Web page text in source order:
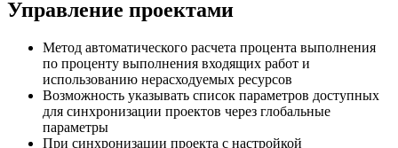
Управление проектами
Метод автоматического расчета процента выполнения
по проценту выполнения входящих работ и
использованию нерасходуемых ресурсов
Возможность указывать список параметров доступных
для синхронизации проектов через глобальные
параметры
При синхронизации проекта с настройкой